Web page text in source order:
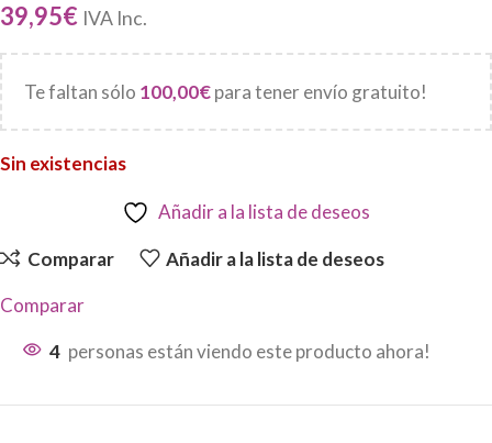
39,95€ IVA Inc.
Te faltan sólo 100,00€para tener envío gratuito!
Sin existencias
Añadir a la lista de deseos
Comparar Añadir a la lista de deseos
Comparar
4 personas están viendo este producto ahora!